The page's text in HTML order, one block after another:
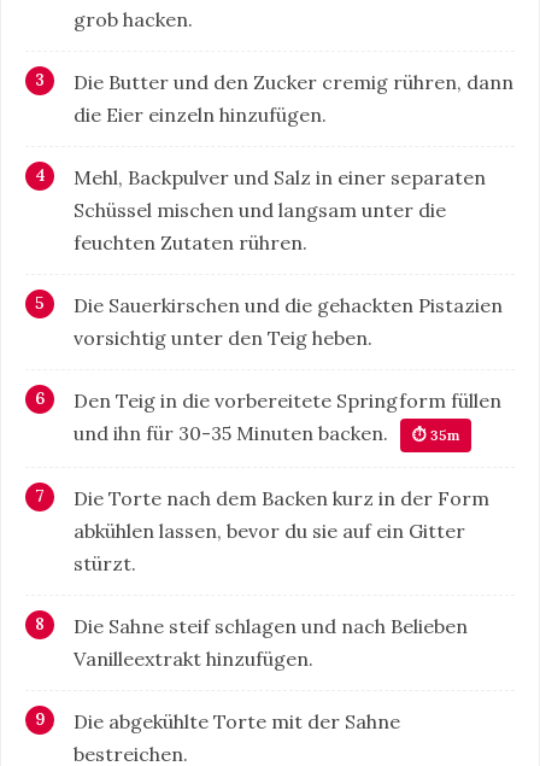
grob hacken.
Die Butter und den Zucker cremig rühren, dann
die Eier einzeln hinzufügen.
Mehl, Backpulver und Salz in einer separaten
Schüssel mischen und langsam unter die
feuchten Zutaten rühren.
Die Sauerkirschen und die gehackten Pistazien
vorsichtig unter den Teig heben.
Den Teig in die vorbereitete Springform füllen
und ihn für 30-35 Minuten backen.
⏱ 35m
Die Torte nach dem Backen kurz in der Form
abkühlen lassen, bevor du sie auf ein Gitter
stürzt.
Die Sahne steif schlagen und nach Belieben
Vanilleextrakt hinzufügen.
Die abgekühlte Torte mit der Sahne
bestreichen.